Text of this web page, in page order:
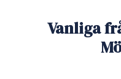
Vanliga